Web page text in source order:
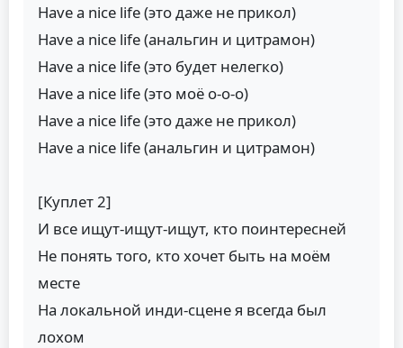
Have a nice life (это даже не прикол)
Have a nice life (анальгин и цитрамон)
Have a nice life (это будет нелегко)
Have a nice life (это моё о-о-о)
Have a nice life (это даже не прикол)
Have a nice life (анальгин и цитрамон)
[Куплет 2]
И все ищут-ищут-ищут, кто поинтересней
Не понять того, кто хочет быть на моём
месте
На локальной инди-сцене я всегда был
лохом